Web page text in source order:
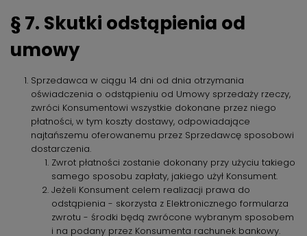
§ 7. Skutki odstąpienia od
umowy
Sprzedawca w ciągu 14 dni od dnia otrzymania
oświadczenia o odstąpieniu od Umowy sprzedaży rzeczy,
zwróci Konsumentowi wszystkie dokonane przez niego
płatności, w tym koszty dostawy, odpowiadające
najtańszemu oferowanemu przez Sprzedawcę sposobowi
dostarczenia.
Zwrot płatności zostanie dokonany przy użyciu takiego
samego sposobu zapłaty, jakiego użył Konsument.
Jeżeli Konsument celem realizacji prawa do
odstąpienia - skorzysta z Elektronicznego formularza
zwrotu - środki będą zwrócone wybranym sposobem
i na podany przez Konsumenta rachunek bankowy.